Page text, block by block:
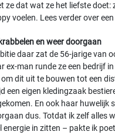
ze dat wat ze het liefste doet:
voelen. Lees verder over
en weer doorgaan
daar zat de 56-jarige van
ex-man runde ze een bedrijf
om dit uit te bouwen tot een
een eigen kledingzaak
En ook haar huwelijk
dus. Totdat ik zelf alles
energie in zitten – pakte ik